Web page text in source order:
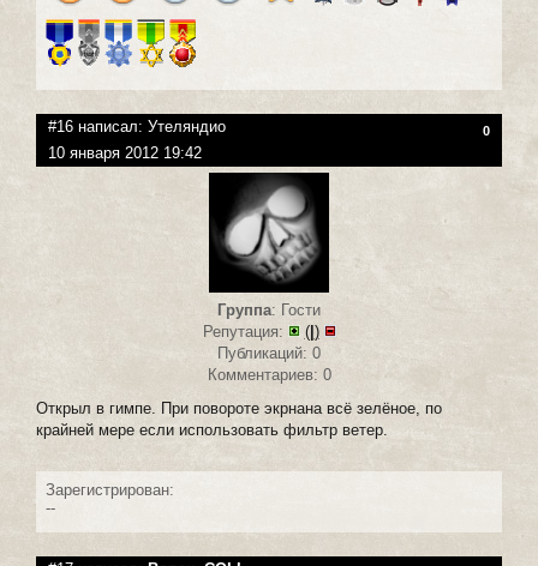
#16 написал: Утеляндио 0
10 января 2012 19:42
Группа: Гости
Репутация:
(|)
Публикаций: 0
Комментариев: 0
Открыл в гимпе. При повороте экрнана всё зелёное, по
крайней мере если использовать фильтр ветер.
Зарегистрирован:
--